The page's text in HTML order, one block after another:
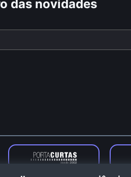
das novidades